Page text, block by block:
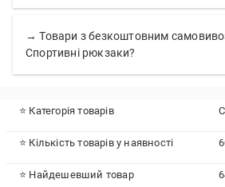
→ Товари з безкоштовним
Спортивні рюкзаки?
⭐ Категорія товарів
⭐ Кількість товарів у наявності
⭐ Найдешевший товар